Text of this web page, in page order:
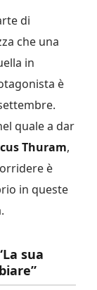
di
che una
in
è
quale a dar
Thuram,
è
in queste
sua